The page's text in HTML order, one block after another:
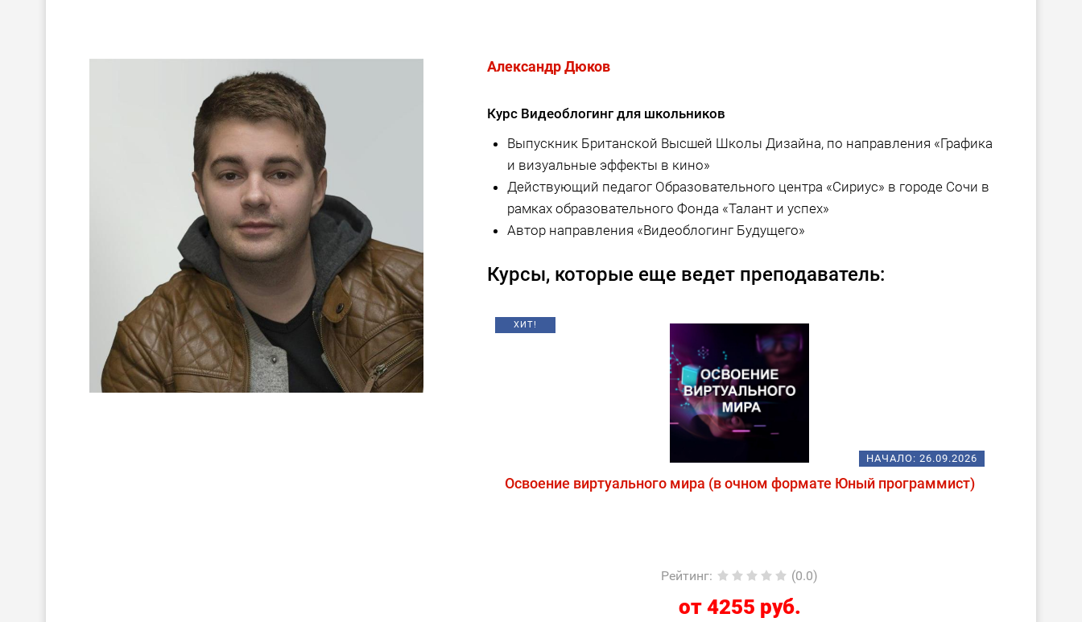
Александр Дюков
Курс Видеоблогинг для школьников
Выпускник Британской Высшей Школы Дизайна, по направления «Графика
и визуальные эффекты в кино»
Действующий педагог Образовательного центра «Сириус» в городе Сочи в
рамках образовательного Фонда «Талант и успех»
Автор направления «Видеоблогинг Будущего»
Курсы, которые еще ведет преподаватель:
ХИТ!
НАЧАЛО: 26.09.2026
Освоение виртуального мира (в очном формате Юный программист)
Рейтинг: (0.0)
от 4255 руб.